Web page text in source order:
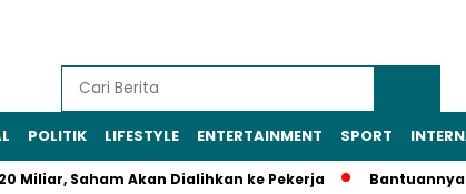
POLITIK LIFESTYLE ENTERTAINMENT SPORT
Saham Akan Dialihkan ke Pekerja Bantuannya